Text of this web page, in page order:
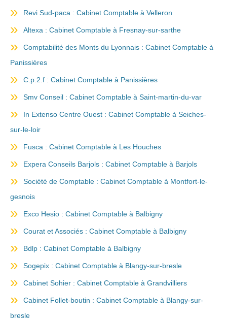
Revi Sud-paca : Cabinet Comptable à Velleron
Altexa : Cabinet Comptable à Fresnay-sur-sarthe
Comptabilité des Monts du Lyonnais : Cabinet Comptable à
Panissières
C.p.2.f : Cabinet Comptable à Panissières
Smv Conseil : Cabinet Comptable à Saint-martin-du-var
In Extenso Centre Ouest : Cabinet Comptable à Seiches-
sur-le-loir
Fusca : Cabinet Comptable à Les Houches
Expera Conseils Barjols : Cabinet Comptable à Barjols
Société de Comptable : Cabinet Comptable à Montfort-le-
gesnois
Exco Hesio : Cabinet Comptable à Balbigny
Courat et Associés : Cabinet Comptable à Balbigny
Bdlp : Cabinet Comptable à Balbigny
Sogepix : Cabinet Comptable à Blangy-sur-bresle
Cabinet Sohier : Cabinet Comptable à Grandvilliers
Cabinet Follet-boutin : Cabinet Comptable à Blangy-sur-
bresle